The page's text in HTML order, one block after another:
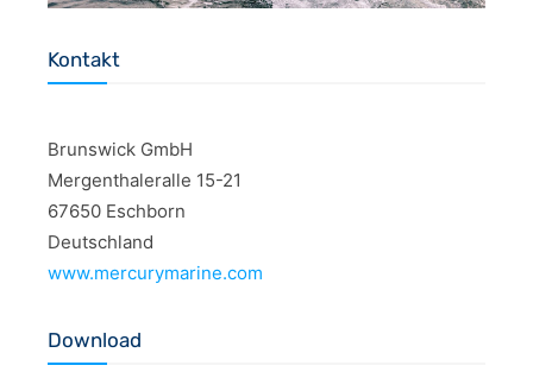
Kontakt
Brunswick GmbH
Mergenthaleralle 15-21
67650 Eschborn
Deutschland
www.mercurymarine.com
Download